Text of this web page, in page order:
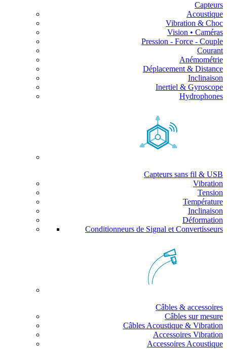
Capteurs
Acoustique
Vibration & Choc
Vision • Caméras
Pression - Force - Couple
Courant
Anémométrie
Déplacement & Distance
Inclinaison
Inertiel & Gyroscope
Hydrophones
Capteurs sans fil & USB
Vibration
Tension
Température
Inclinaison
Déformation
Conditionneurs de Signal et Convertisseurs
Câbles & accessoires
Câbles sur mesure
Câbles Acoustique & Vibration
Accessoires Vibration
Accessoires Acoustique